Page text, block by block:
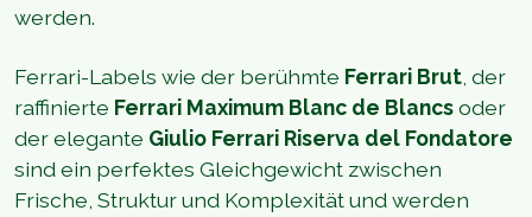
werden.
Ferrari-Labels wie der berühmte Ferrari Brut , der
raffinierte Ferrari Maximum Blanc de Blancsoder
der elegante Giulio Ferrari Riserva del Fondatore
sind ein perfektes Gleichgewicht zwischen
Frische, Struktur und Komplexität und werden